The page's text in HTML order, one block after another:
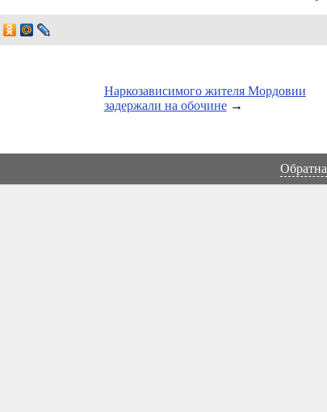
Наркозависимого жителя Мордовии
задержали на обочине→